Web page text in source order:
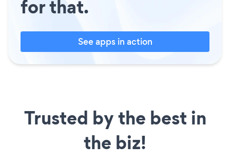
for that.
See apps in action
Trusted by the best in
the biz!